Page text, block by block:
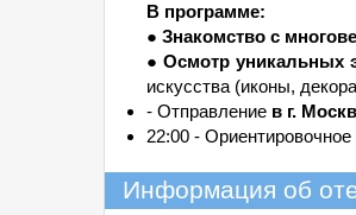
В программе:
● Знакомство с
●Осмотр уникальных
искусства (иконы,
- Отправление в г.
22:00 -
Информация об